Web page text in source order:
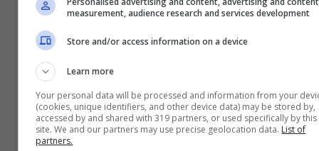
measurement, audience research and services development
Store and/or access information on a device
Learn more
Your personal data will be processed and information from your
(cookies, unique identifiers, and other device data) may be stored by,
accessed by and shared with 319 partners, or used specifically by this
site. We and our partners may use precise geolocation data. List of
partners.